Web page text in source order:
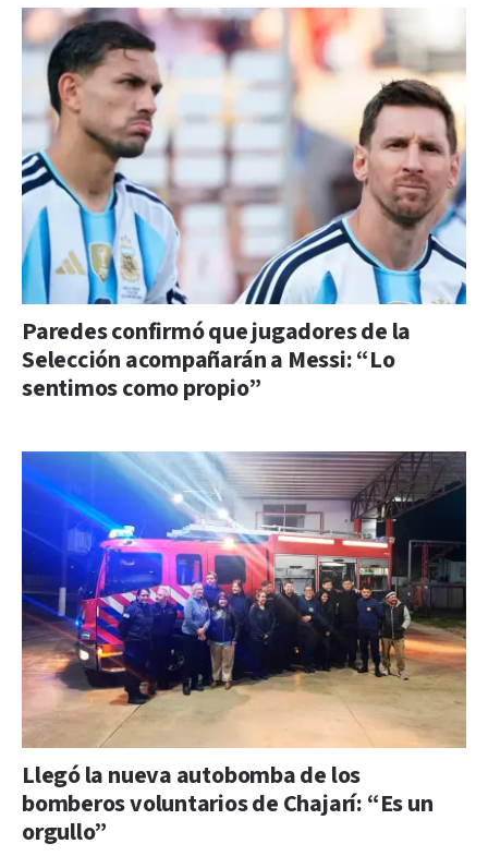
Paredes confirmó que jugadores de la
Selección acompañarán a Messi: “Lo
sentimos como propio”
Llegó la nueva autobomba de los
bomberos voluntarios de Chajarí: “Es un
orgullo”